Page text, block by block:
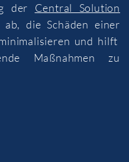
der Central Solution
die Schäden einer
und hilft
Maßnahmen zu